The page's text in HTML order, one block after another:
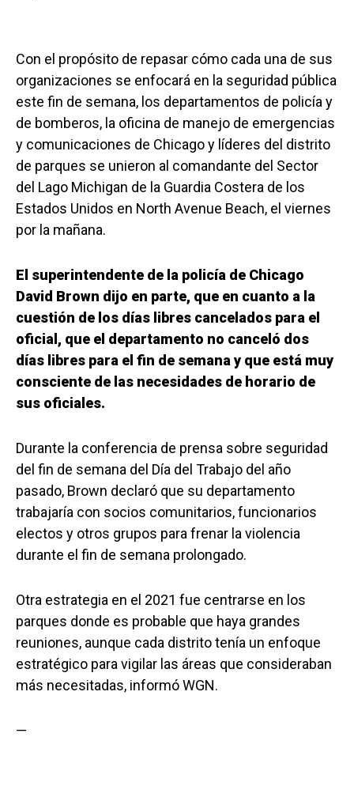
Con el propósito de repasar cómo cada una de sus
organizaciones se enfocará en la seguridad pública
este fin de semana, los departamentos de policía y
de bomberos, la oficina de manejo de emergencias
y comunicaciones de Chicago y líderes del distrito
de parques se unieron al comandante del Sector
del Lago Michigan de la Guardia Costera de los
Estados Unidos en North Avenue Beach, el viernes
por la mañana.
El superintendente de la policía de Chicago
David Brown dijo en parte, que en cuanto a la
cuestión de los días libres cancelados para el
oficial, que el departamento no canceló dos
días libres para el fin de semana y que está muy
consciente de las necesidades de horario de
sus oficiales.
Durante la conferencia de prensa sobre seguridad
del fin de semana del Día del Trabajo del año
pasado, Brown declaró que su departamento
trabajaría con socios comunitarios, funcionarios
electos y otros grupos para frenar la violencia
durante el fin de semana prolongado.
Otra estrategia en el 2021 fue centrarse en los
parques donde es probable que haya grandes
reuniones, aunque cada distrito tenía un enfoque
estratégico para vigilar las áreas que consideraban
más necesitadas, informó WGN.
—